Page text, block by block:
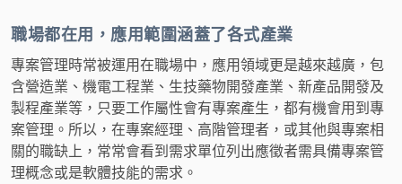
職場都在用，應用範圍涵蓋了各式產業
專案管理時常被運用在職場中，應用領域更是越來越廣，包
含營造業、機電工程業、生技藥物開發產業、新產品開發及
製程產業等，只要工作屬性會有專案產生，都有機會用到專
案管理。所以，在專案經理、高階管理者，或其他與專案相
關的職缺上，常常會看到需求單位列出應徵者需具備專案管
理概念或是軟體技能的需求。